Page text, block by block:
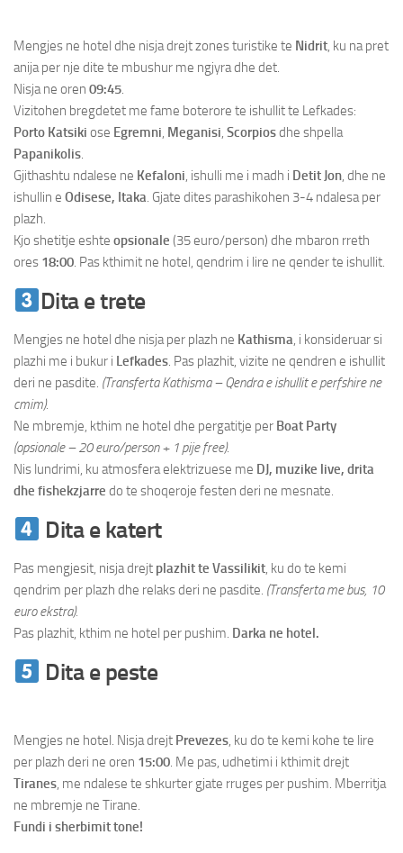
Mengjes ne hotel dhe nisja drejt zones turistike te Nidrit, ku na pret
anija per nje dite te mbushur me ngjyra dhe det.
Nisja ne oren 09:45.
Vizitohen bregdetet me fame boterore te ishullit te Lefkades:
Porto Katsiki ose Egremni, Meganisi, Scorpiosdhe shpella
Papanikolis.
Gjithashtu ndalese ne Kefaloni, ishulli me i madh i Detit Jon, dhe ne
ishullin e Odisese, Itaka. Gjate dites parashikohen 3-4 ndalesa per
plazh.
Kjo shetitje eshte opsionale (35 euro/person) dhe mbaron rreth
ores 18:00. Pas kthimit ne hotel, qendrim i lire ne qender te ishullit.
Dita e trete
Mengjes ne hotel dhe nisja per plazh ne Kathisma, i konsideruar si
plazhi me i bukur i Lefkades. Pas plazhit, vizite ne qendren e ishullit
deri ne pasdite. (Transferta Kathisma – Qendra e ishullit e perfshire ne
cmim).
Ne mbremje, kthim ne hotel dhe pergatitje per Boat Party
(opsionale – 20 euro/person + 1 pije free).
Nis lundrimi, ku atmosfera elektrizuese me DJ, muzike live, drita
dhe fishekzjarre do te shoqeroje festen deri ne mesnate.
Dita e katert
Pas mengjesit, nisja drejt plazhit te Vassilikit, ku do te kemi
qendrim per plazh dhe relaks deri ne pasdite. (Transferta me bus, 10
euro ekstra).
Pas plazhit, kthim ne hotel per pushim. Darka ne hotel.
Dita e peste
Mengjes ne hotel. Nisja drejt Prevezes, ku do te kemi kohe te lire
per plazh deri ne oren 15:00. Me pas, udhetimi i kthimit drejt
Tiranes, me ndalese te shkurter gjate rruges per pushim. Mberritja
ne mbremje ne Tirane.
Fundi i sherbimit tone!